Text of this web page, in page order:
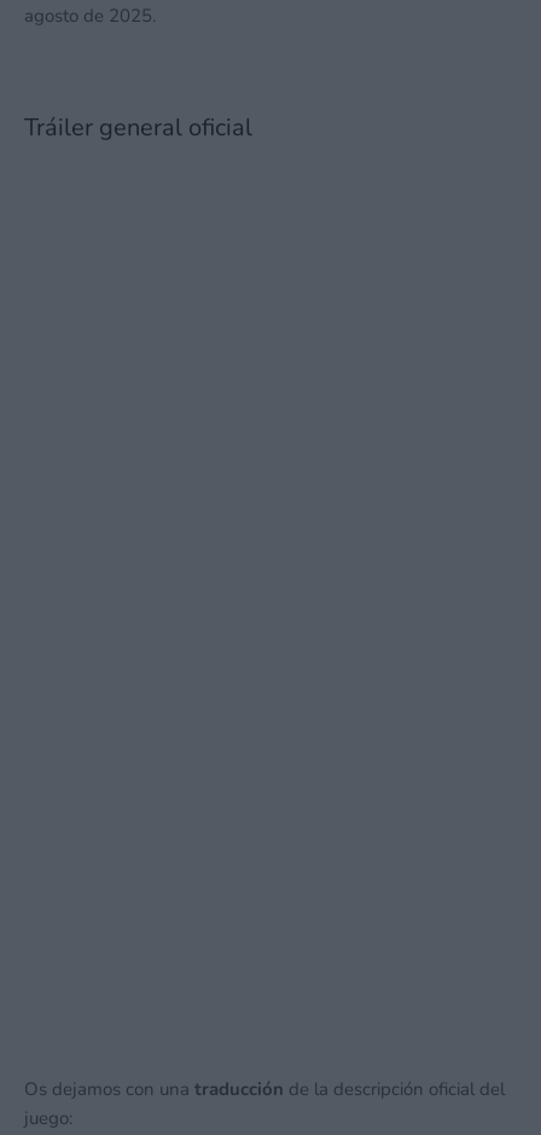
agosto de 2025.
Tráiler general oficial
Os dejamos con una traducción de la descripción oficial del
juego: